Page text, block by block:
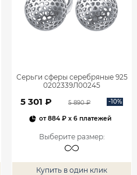
Серьги сферы серебряные 925
0202339Л00245
5 301 ₽ 5 890 ₽ -10%
от884 ₽ x 6 платежей
Выберите размер:
Купить в один клик